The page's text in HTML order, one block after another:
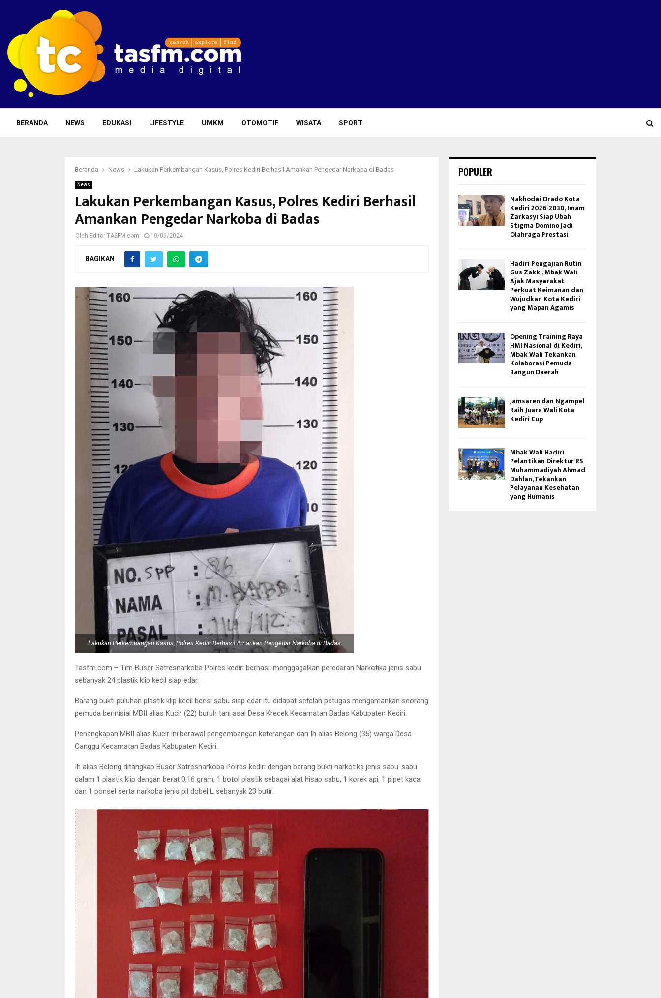
BERANDA NEWS EDUKASI LIFESTYLE UMKM OTOMOTIF WISATA SPORT
Beranda News Lakukan Perkembangan Kasus, Polres Kediri Berhasil Amankan Pengedar Narkoba di Badas
News
Lakukan Perkembangan Kasus, Polres Kediri Berhasil
Amankan Pengedar Narkoba di Badas
Oleh Editor TASFM.com 10/06/2024
BAGIKAN
Lakukan Perkembangan Kasus, Polres Kediri Berhasil Amankan Pengedar Narkoba di Badas
Tasfm.com – Tim Buser Satresnarkoba Polres kediri berhasil menggagalkan peredaran Narkotika jenis sabu
sebanyak 24 plastik klip kecil siap edar.
Barang bukti puluhan plastik klip kecil berisi sabu siap edar itu didapat setelah petugas mengamankan seorang
pemuda berinisial MBII alias Kucir (22) buruh tani asal Desa Krecek Kecamatan Badas Kabupaten Kediri.
Penangkapan MBII alias Kucir ini berawal pengembangan keterangan dari Ih alias Belong (35) warga Desa
Canggu Kecamatan Badas Kabupaten Kediri.
Ih alias Belong ditangkap Buser Satresnarkoba Polres kediri dengan barang bukti narkotika jenis sabu-sabu
dalam 1 plastik klip dengan berat 0,16 gram, 1 botol plastik sebagai alat hisap sabu, 1 korek api, 1 pipet kaca
dan 1 ponsel serta narkoba jenis pil dobel L sebanyak 23 butir.
POPULER
Nakhodai Orado Kota
Kediri 2026-2030, Imam
Zarkasyi Siap Ubah
Stigma Domino Jadi
Olahraga Prestasi
Hadiri Pengajian Rutin
Gus Zakki, Mbak Wali
Ajak Masyarakat
Perkuat Keimanan dan
Wujudkan Kota Kediri
yang Mapan Agamis
Opening Training Raya
HMI Nasional di Kediri,
Mbak Wali Tekankan
Kolaborasi Pemuda
Bangun Daerah
Jamsaren dan Ngampel
Raih Juara Wali Kota
Kediri Cup
Mbak Wali Hadiri
Pelantikan Direktur RS
Muhammadiyah Ahmad
Dahlan, Tekankan
Pelayanan Kesehatan
yang Humanis